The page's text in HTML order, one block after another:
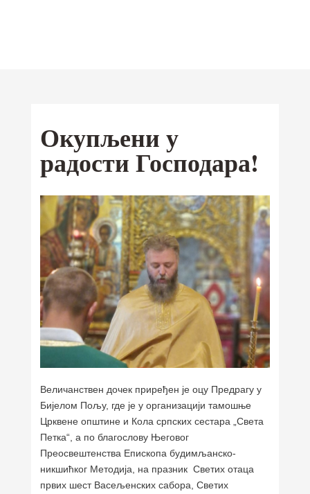
на Google Play и App Store-у
iOS
Окупљени у
радости Господара!
Величанствен дочек приређен је оцу Предрагу у
Бијелом Пољу, где је у организацији тамошње
Црквене општине и Кола српских сестара „Света
Петка“, а по благослову Његовог
Преосвештенства Епископа будимљанско-
никшићког Методија, на празник Светих отаца
првих шест Васељенских сабора, Светих